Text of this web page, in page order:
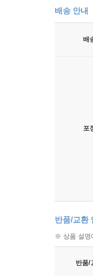
배송 안내
배
포
반품/교환
※ 상품 설명
반품/